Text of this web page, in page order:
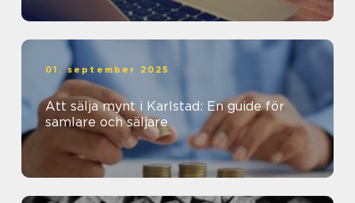
01. september 2025
Att sälja mynt i Karlstad: En guide för
samlare och säljare